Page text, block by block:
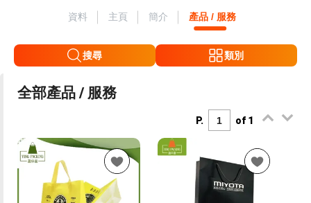
資料 主頁 簡介 產品 / 服務
搜尋 類別
全部產品 / 服務
P. of 1